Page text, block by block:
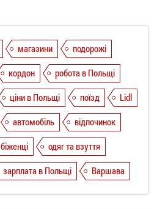
магазини
подорожі
кордон
робота в Польщі
ціни в Польщі поїзд
Lidl
автомобіль
відпочинок
біженці
одяг та взуття
зарплата в Польщі Варшава